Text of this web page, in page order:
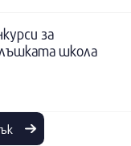
за
школа